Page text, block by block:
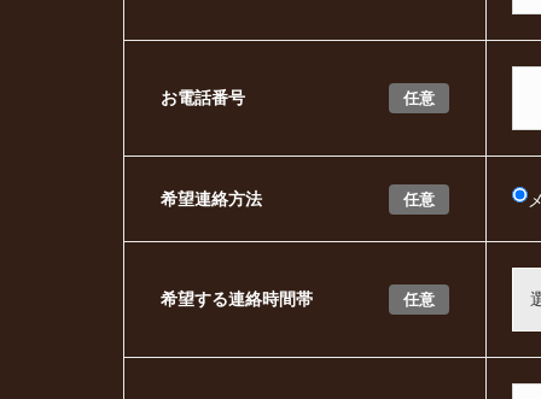
任意
お電話番号
任意
希望連絡方法
任意
希望する連絡時間帯